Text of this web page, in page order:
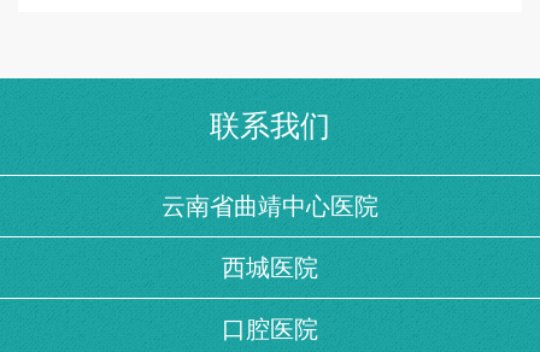
联系我们
云南省曲靖中心医院
西城医院
口腔医院